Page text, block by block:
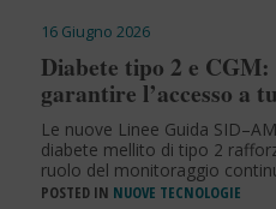
16 Giugno 2026
Diabete tipo 2 e CGM:
garantire l’accesso a
Le nuove Linee Guida
diabete mellito di tipo 2
ruolo del monitoraggio
POSTED IN NUOVE TECNOLOGIE